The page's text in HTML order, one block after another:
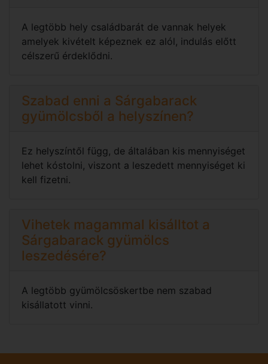
A legtöbb hely családbarát de vannak helyek
amelyek kivételt képeznek ez alól, indulás előtt
célszerű érdeklődni.
Szabad enni a Sárgabarack
gyümölcsből a helyszínen?
Ez helyszíntől függ, de általában kis mennyiséget
lehet kóstolni, viszont a leszedett mennyiséget ki
kell fizetni.
Vihetek magammal kisálltot a
Sárgabarack gyümölcs
leszedésére?
A legtöbb gyümölcsöskertbe nem szabad
kisállatott vinni.